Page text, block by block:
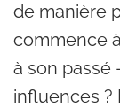
de manière
commence
à son passé
influences ?